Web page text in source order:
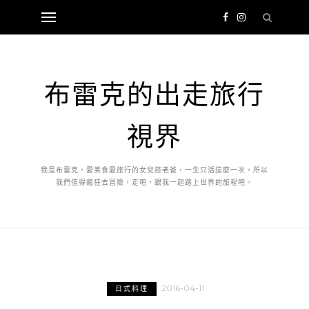
布雷克的出走旅行
視界
我是布雷克，愛美食愛旅行的女兒控老爸，一生只活這麼一次，所以
我們值得瘋狂去冒險，走吧，跟我一起踏上世界的旅程吧。
日式料理 2016-04-11